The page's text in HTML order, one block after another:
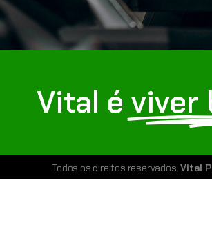
Vital é viver
Todos os direitos reservados.Vital